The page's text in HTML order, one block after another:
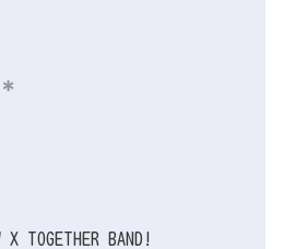
X TOGETHER BAND!